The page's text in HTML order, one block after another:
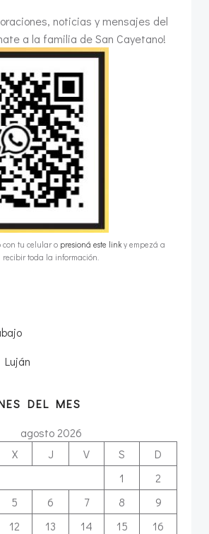
noticias y mensajes del
a la familia de San Cayetano!
con tu celular o presioná este link y empezá a
recibir toda la información.
Luján
DEL MES
agosto 2026
X J V S
D
1
2
5 6 7 8
9
12 13 14 15
16